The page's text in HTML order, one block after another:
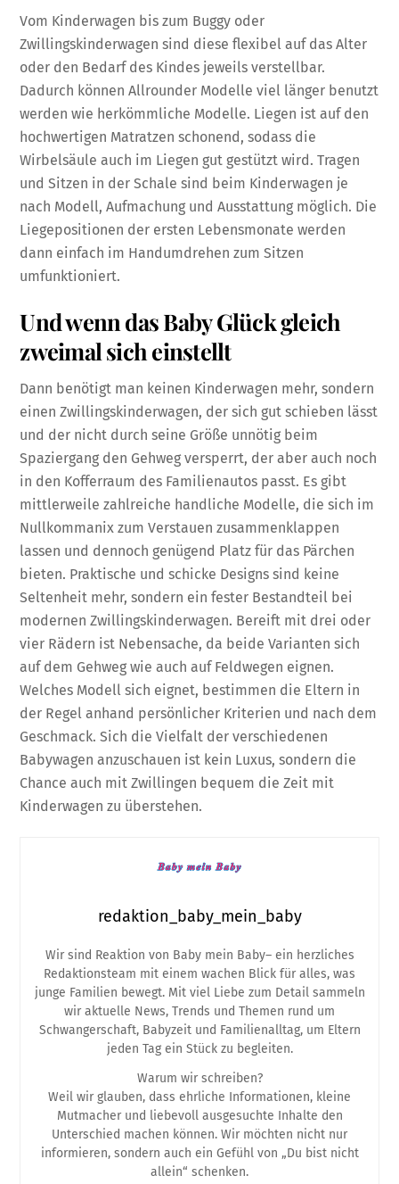
Vom Kinderwagen bis zum Buggy oder
Zwillingskinderwagen sind diese flexibel auf das Alter
oder den Bedarf des Kindes jeweils verstellbar.
Dadurch können Allrounder Modelle viel länger benutzt
werden wie herkömmliche Modelle. Liegen ist auf den
hochwertigen Matratzen schonend, sodass die
Wirbelsäule auch im Liegen gut gestützt wird. Tragen
und Sitzen in der Schale sind beim Kinderwagen je
nach Modell, Aufmachung und Ausstattung möglich. Die
Liegepositionen der ersten Lebensmonate werden
dann einfach im Handumdrehen zum Sitzen
umfunktioniert.
Und wenn das Baby Glück gleich
zweimal sich einstellt
Dann benötigt man keinen Kinderwagen mehr, sondern
einen Zwillingskinderwagen, der sich gut schieben lässt
und der nicht durch seine Größe unnötig beim
Spaziergang den Gehweg versperrt, der aber auch noch
in den Kofferraum des Familienautos passt. Es gibt
mittlerweile zahlreiche handliche Modelle, die sich im
Nullkommanix zum Verstauen zusammenklappen
lassen und dennoch genügend Platz für das Pärchen
bieten. Praktische und schicke Designs sind keine
Seltenheit mehr, sondern ein fester Bestandteil bei
modernen Zwillingskinderwagen. Bereift mit drei oder
vier Rädern ist Nebensache, da beide Varianten sich
auf dem Gehweg wie auch auf Feldwegen eignen.
Welches Modell sich eignet, bestimmen die Eltern in
der Regel anhand persönlicher Kriterien und nach dem
Geschmack. Sich die Vielfalt der verschiedenen
Babywagen anzuschauen ist kein Luxus, sondern die
Chance auch mit Zwillingen bequem die Zeit mit
Kinderwagen zu überstehen.
redaktion_baby_mein_baby
Wir sind Reaktion von Baby mein Baby– ein herzliches
Redaktionsteam mit einem wachen Blick für alles, was
junge Familien bewegt. Mit viel Liebe zum Detail sammeln
wir aktuelle News, Trends und Themen rund um
Schwangerschaft, Babyzeit und Familienalltag, um Eltern
jeden Tag ein Stück zu begleiten.
Warum wir schreiben?
Weil wir glauben, dass ehrliche Informationen, kleine
Mutmacher und liebevoll ausgesuchte Inhalte den
Unterschied machen können. Wir möchten nicht nur
informieren, sondern auch ein Gefühl von „Du bist nicht
allein“ schenken.